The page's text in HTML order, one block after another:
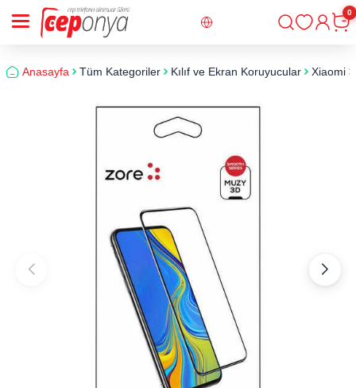
Giriş
0
Anasayfa Tüm Kategoriler Kılıf ve Ekran Koruyucular Xiaomi